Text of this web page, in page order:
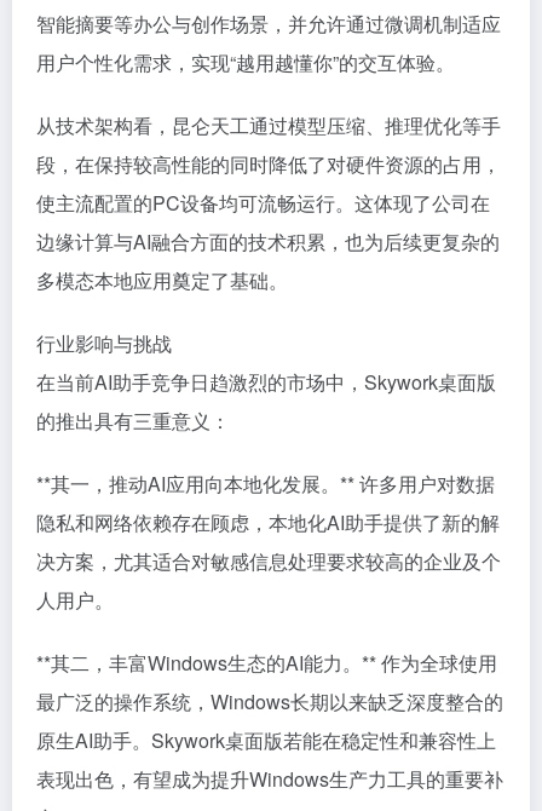
智能摘要等办公与创作场景，并允许通过微调机制适应
用户个性化需求，实现“越用越懂你”的交互体验。
从技术架构看，昆仑天工通过模型压缩、推理优化等手
段，在保持较高性能的同时降低了对硬件资源的占用，
使主流配置的PC设备均可流畅运行。这体现了公司在
边缘计算与AI融合方面的技术积累，也为后续更复杂的
多模态本地应用奠定了基础。
行业影响与挑战
在当前AI助手竞争日趋激烈的市场中，Skywork桌面版
的推出具有三重意义：
**其一，推动AI应用向本地化发展。** 许多用户对数据
隐私和网络依赖存在顾虑，本地化AI助手提供了新的解
决方案，尤其适合对敏感信息处理要求较高的企业及个
人用户。
**其二，丰富Windows生态的AI能力。** 作为全球使用
最广泛的操作系统，Windows长期以来缺乏深度整合的
原生AI助手。Skywork桌面版若能在稳定性和兼容性上
表现出色，有望成为提升Windows生产力工具的重要补